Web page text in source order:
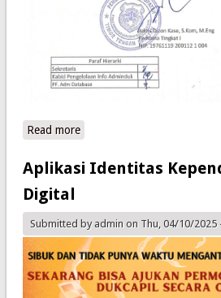
Read moreabout Hasil Survei
Aplikasi Identitas
Digital
Submitted by adminon Thu, 04/10/2025